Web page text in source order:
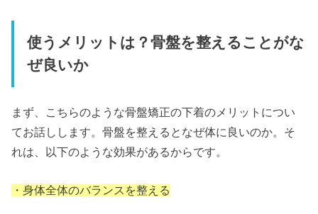
使うメリットは？骨盤を整えることがな
ぜ良いか
まず、こちらのような骨盤矯正の下着のメリットについ
てお話しします。骨盤を整えるとなぜ体に良いのか。そ
れは、以下のような効果があるからです。
・身体全体のバランスを整える